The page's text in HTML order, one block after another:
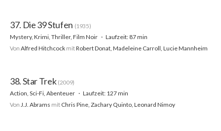
37. Die 39 Stufen (1935)
Mystery, Krimi, Thriller, Film Noir
Laufzeit: 87 min
Von Alfred Hitchcock mitRobert Donat, Madeleine Carroll, Lucie Mannheim
38. Star Trek (2009)
Action, Sci-Fi, Abenteuer
Laufzeit: 127 min
Von J.J. Abrams mit Chris Pine, Zachary Quinto, Leonard Nimoy